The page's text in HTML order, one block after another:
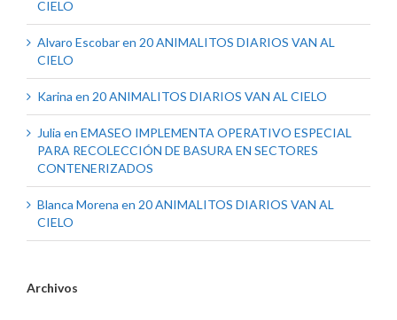
CIELO
Alvaro Escobaren 20 ANIMALITOS DIARIOS VAN AL
CIELO
Karina en 20 ANIMALITOS DIARIOS VAN AL CIELO
Julia en EMASEO IMPLEMENTA OPERATIVO ESPECIAL
PARA RECOLECCIÓN DE BASURA EN SECTORES
CONTENERIZADOS
Blanca Morena en 20 ANIMALITOS DIARIOS VAN AL
CIELO
Archivos